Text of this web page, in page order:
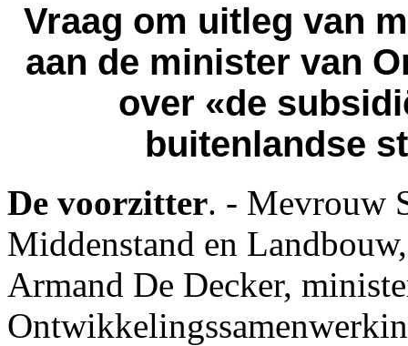
Vraag om uitleg van
aan de minister van
over «de
buitenlandse
De voorzitter. - Mevrouw
Middenstand en
Armand De Decker,